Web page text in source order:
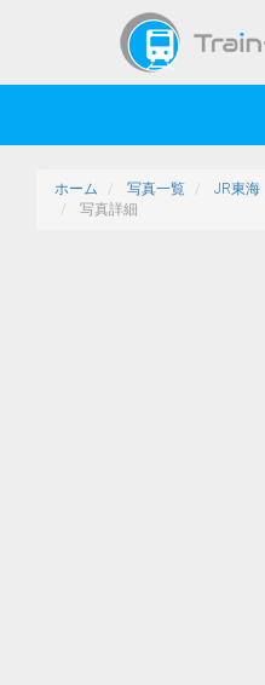
ホーム 写真一覧 JR東海
写真詳細